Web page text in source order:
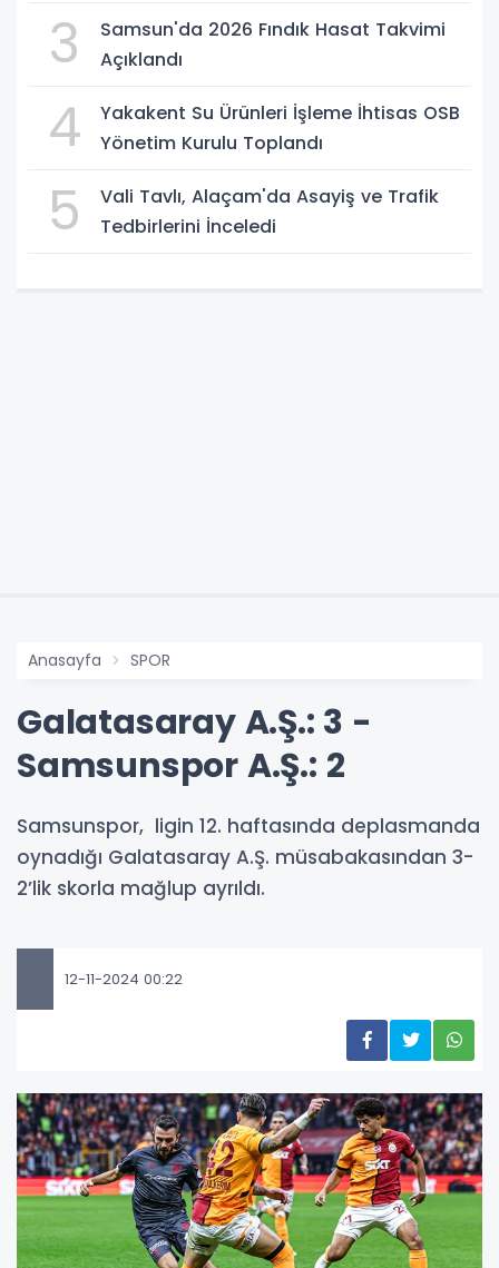
3
Samsun'da 2026 Fındık Hasat Takvimi
Açıklandı
4
Yakakent Su Ürünleri İşleme İhtisas OSB
Yönetim Kurulu Toplandı
5
Vali Tavlı, Alaçam'da Asayiş ve Trafik
Tedbirlerini İnceledi
Anasayfa SPOR
Galatasaray A.Ş.: 3 -
Samsunspor A.Ş.: 2
Samsunspor, ligin 12. haftasında deplasmanda
oynadığı Galatasaray A.Ş. müsabakasından 3-
2’lik skorla mağlup ayrıldı.
12-11-2024 00:22